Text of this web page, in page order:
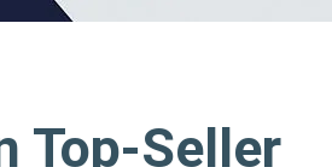
Top-Seller